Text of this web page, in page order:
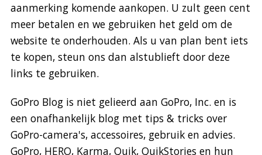
aanmerking komende aankopen. U zult geen cent
meer betalen en we gebruiken het geld om de
website te onderhouden. Als u van plan bent iets
te kopen, steun ons dan alstublieft door deze
links te gebruiken.
GoPro Blog is niet gelieerd aan GoPro, Inc. en is
een onafhankelijk blog met tips & tricks over
GoPro-camera's, accessoires, gebruik en advies.
GoPro, HERO, Karma, Quik, QuikStories en hun